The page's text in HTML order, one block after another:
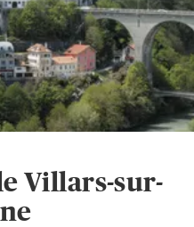
Villars-sur-